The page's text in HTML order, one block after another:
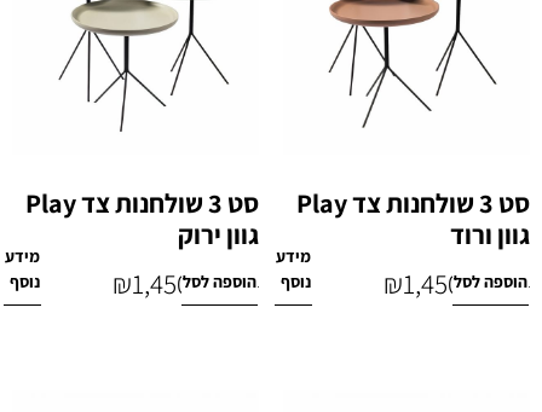
סט 3 שולחנות צד Play
גוון ורוד
₪1,690
₪1,450הוספה לסל
מידע
נוסף
סט 3 שולחנות צד Play
גוון ירוק
₪1,690
₪1,450הוספה לסל
מידע
נוסף